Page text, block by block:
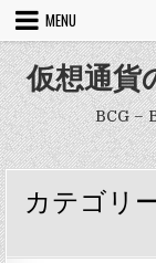
Skip
content
MENU
仮想通貨
BCG –
カテゴリ